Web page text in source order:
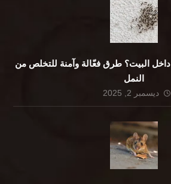
البيت؟ طرق فعّالة وآمنة للتخلص من
النمل
ديسمبر 2, 2025